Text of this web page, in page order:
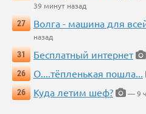
39 минут назад
27
Волга - машина для
назад
31
Бесплатный интернет
26
О....тёпленькая пошла...
26
Куда летим шеф? — 9